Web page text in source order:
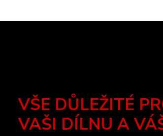
VŠE DŮLEŽITÉ
VAŠI DÍLNU A